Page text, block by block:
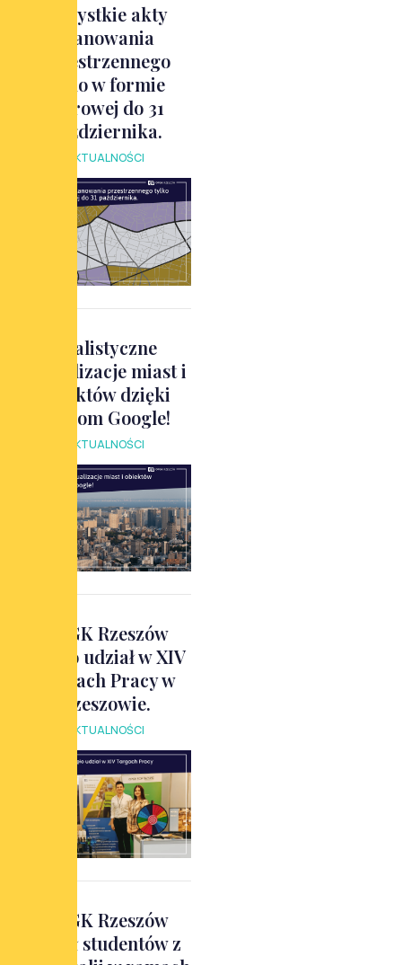
Wszystkie akty
planowania
przestrzennego
tylko w formie
cyfrowej do 31
października.
AKTUALNOŚCI
Realistyczne
wizualizacje miast i
obiektów dzięki
Mapom Google!
AKTUALNOŚCI
OPGK Rzeszów
wzięło udział w XIV
Targach Pracy w
Rzeszowie.
AKTUALNOŚCI
OPGK Rzeszów
gościł studentów z